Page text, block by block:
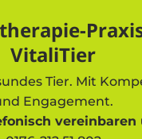
VitaliTier
Tier. Mit
Engagement.
vereinbaren